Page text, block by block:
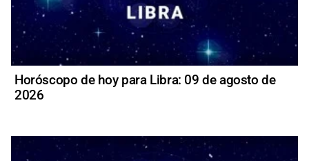
Horóscopo de hoy para Libra: 09 de agosto de
2026